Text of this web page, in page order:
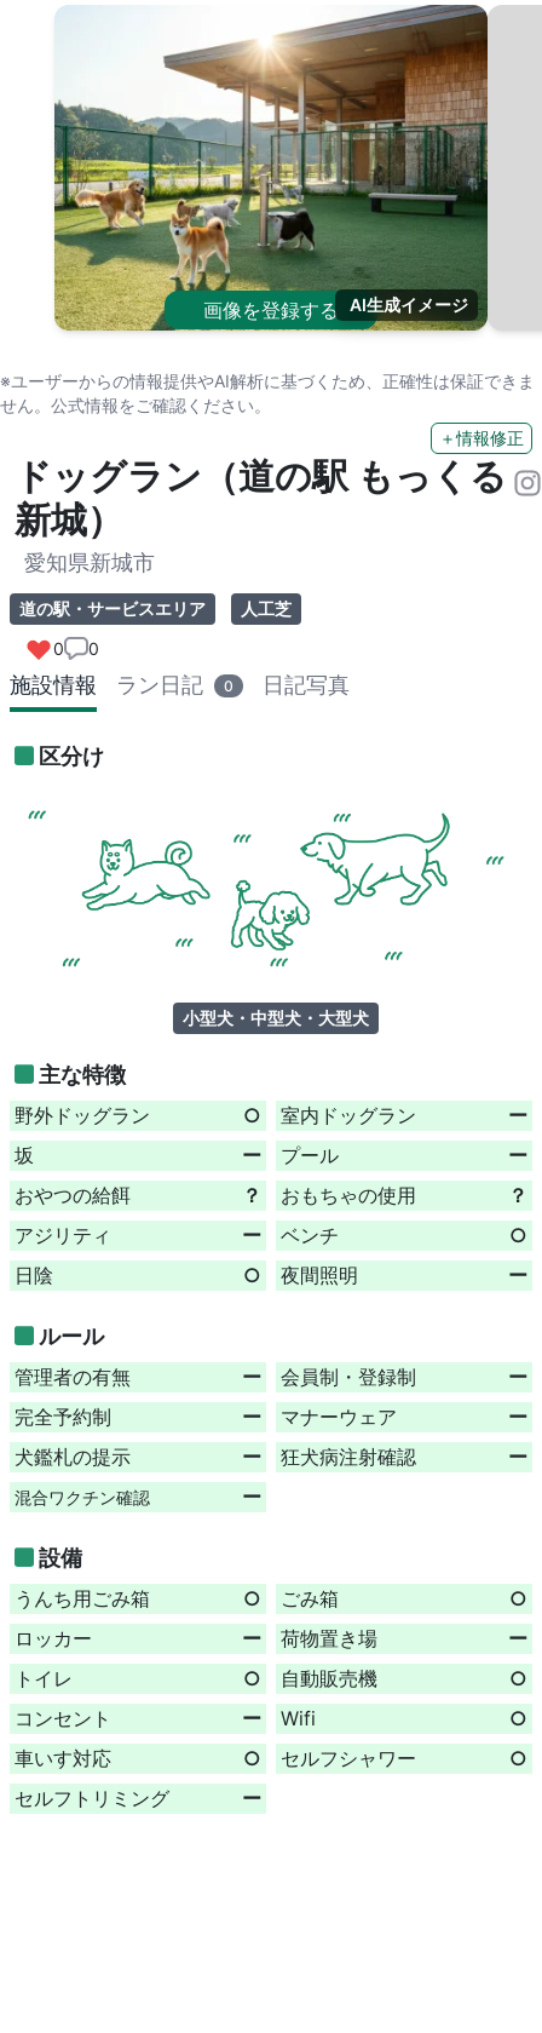
画像を登録する AI生成イメージ
※ユーザーからの情報提供やAI解析に基づくため、正確性は保証できま
せん。公式情報をご確認ください。
＋情報修正
ドッグラン（道の駅 もっくる
新城）
愛知県新城市
道の駅・サービスエリア
人工芝
0
0
施設情報 ラン日記 0 日記写真
区分け
小型犬・中型犬・大型犬
主な特徴
野外ドッグラン ○ 室内ドッグラン
ー
坂
ー プール
ー
おやつの給餌
？ おもちゃの使用
？
アジリティ
ー ベンチ
○
日陰
○ 夜間照明 ー
ルール
管理者の有無 ー 会員制・登録制
ー
完全予約制
ー マナーウェア
ー
犬鑑札の提示
ー 狂犬病注射確認 ー
混合ワクチン確認 ー
設備
うんち用ごみ箱 ○ ごみ箱
○
ロッカー
ー 荷物置き場
ー
トイレ
○ 自動販売機
○
コンセント
ー Wifi
○
車いす対応
○ セルフシャワー
○
セルフトリミング
ー